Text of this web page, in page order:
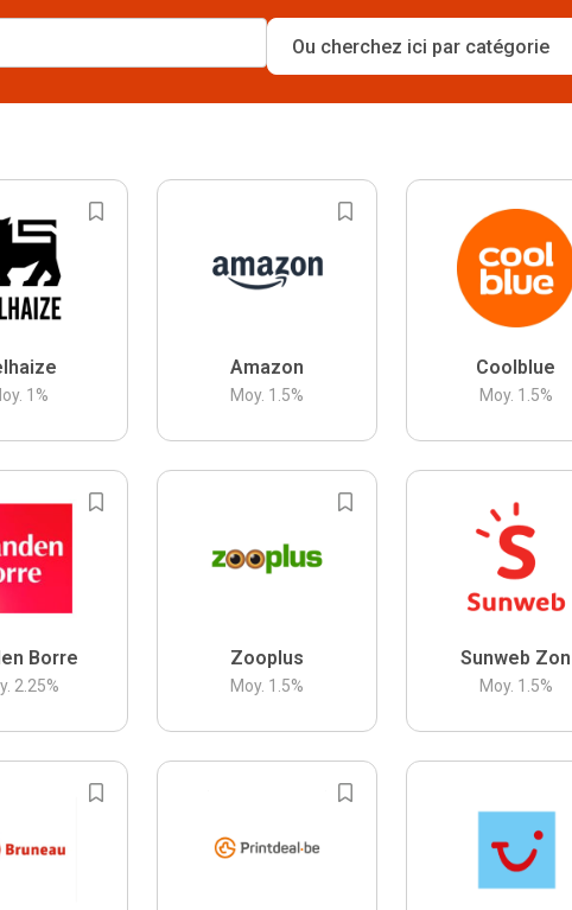
1 %
Amazon
Moy. 1.5%
Coolblue
Moy. 1.5%
Borre
2.25%
Zooplus
Moy. 1.5%
Sunweb Zon
Moy. 1.5%